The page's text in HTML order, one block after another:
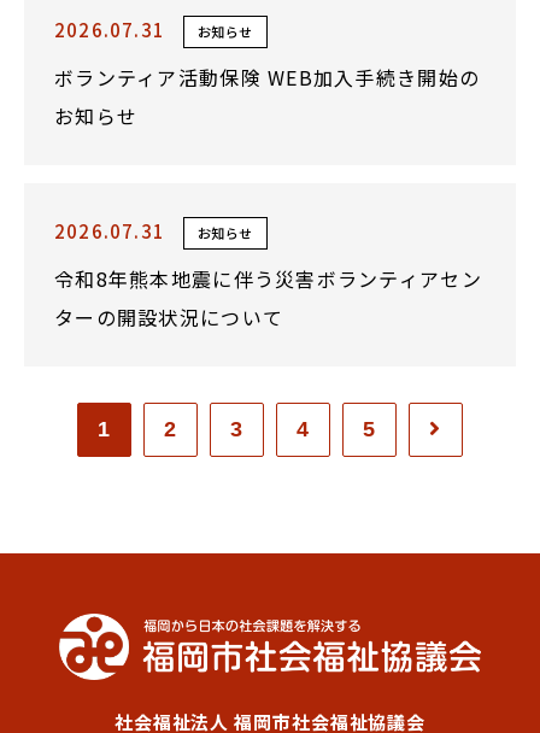
2026.07.31 お知らせ
ボランティア活動保険 WEB加入手続き開始の
お知らせ
2026.07.31 お知らせ
令和8年熊本地震に伴う災害ボランティアセン
ターの開設状況について
1 2 3 4 5
社会福祉法人 福岡市社会福祉協議会